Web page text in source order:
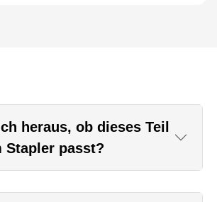
heraus, ob dieses Teil
Stapler passt?